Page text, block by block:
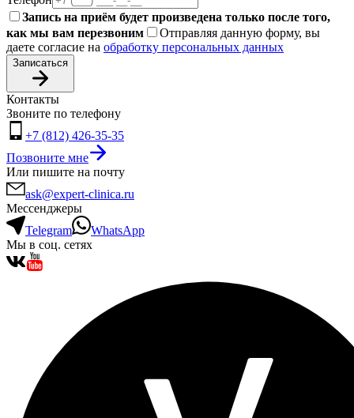
Запись на приём будет произведена только после того,
как мы вам перезвоним
Отправляя данную форму, вы
даете согласие на обработку персональных данных
Записаться
Контакты
Звоните по телефону
+7 (812) 426-35-35
Позвоните мне
Или пишите на почту
ask@expert-clinica.ru
Мессенджеры
Telegram
WhatsApp
Мы в соц. сетях